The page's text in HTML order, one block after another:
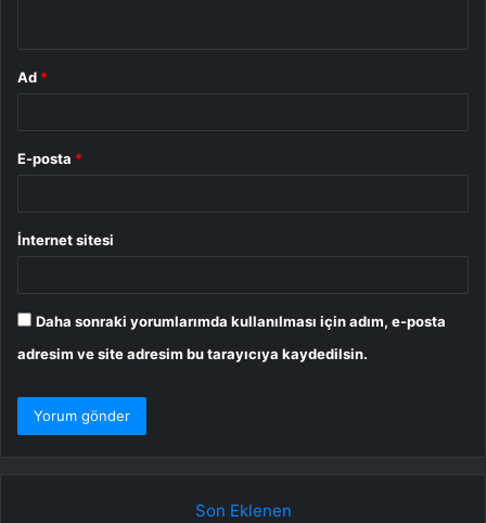
Ad *
E-posta *
İnternet sitesi
Daha sonraki yorumlarımda kullanılması için adım, e-posta
adresim ve site adresim bu tarayıcıya kaydedilsin.
Son Eklenen